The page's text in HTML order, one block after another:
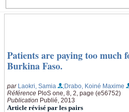
Patients are paying too much
Burkina Faso.
par Laokri, Samia ;Drabo, Koiné Maxime
Référence PloS one, 8, 2, page (e56752)
Publication Publié, 2013
Article révisé par les pairs